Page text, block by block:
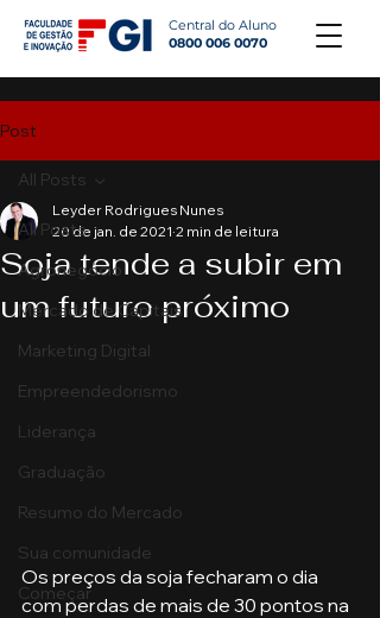
Central do Aluno
0800 006 0070
Post
All Posts
Agronegócio
Mercado de Capitais
Marketing Digital
Empreendedorismo
Liderança
Graduação
Resumo do Mercado
Sua comunidade
Começar
All Posts
Soja tende a subir em
um futuro próximo
Leyder Rodrigues Nunes
20 de jan. de 2021 2 min de leitura
Os preços da soja fecharam o dia
com perdas de mais de 30 pontos na